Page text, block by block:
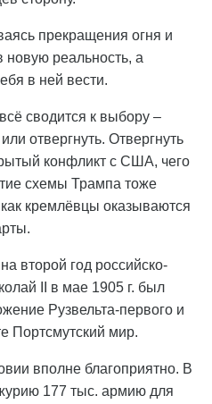
прекращения огня и
реальность, а
в ней вести.
сводится к выбору –
отвергнуть. Отвергнуть
конфликт с США, чего
схемы Трампа тоже
кремлёвцы оказываются
второй год российско-
II в мае 1905 г. был
Рузвельта-первого и
Портсмутский мир.
вполне благоприятно. В
177 тыс. армию для